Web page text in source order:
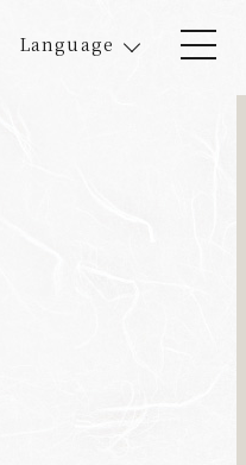
Language